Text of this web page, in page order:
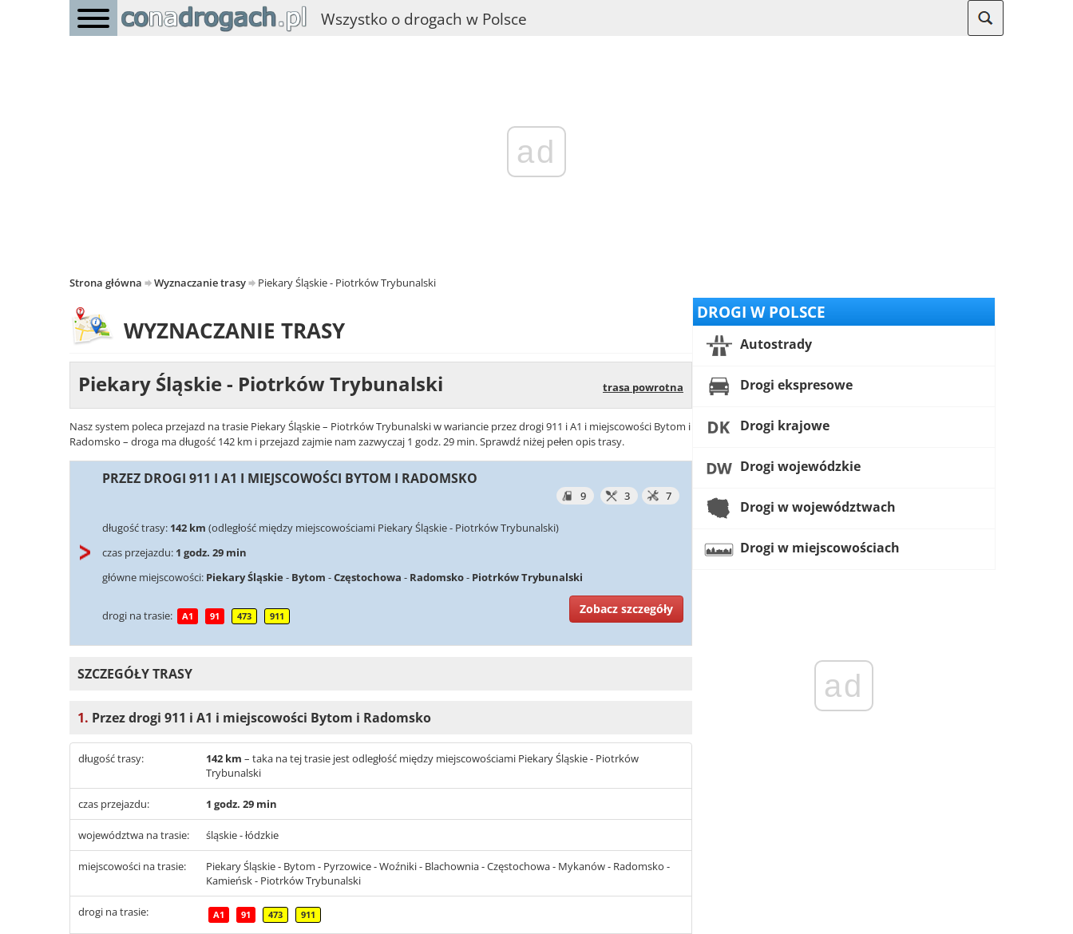
Wszystko o drogach w Polsce
ad
Strona główna Wyznaczanie trasy Piekary Śląskie - Piotrków Trybunalski
WYZNACZANIE TRASY
Piekary Śląskie - Piotrków Trybunalski trasa powrotna
Nasz system poleca przejazd na trasie Piekary Śląskie – Piotrków Trybunalski w wariancie przez drogi 911 i A1 i miejscowości Bytom i
Radomsko – droga ma długość 142 km i przejazd zajmie nam zazwyczaj 1 godz. 29 min. Sprawdź niżej pełen opis trasy.
PRZEZ DROGI 911 I A1 I MIEJSCOWOŚCI BYTOM I RADOMSKO
9 3 7
długość trasy: 142 km (odległość między miejscowościami Piekary Śląskie - Piotrków Trybunalski)
czas przejazdu: 1 godz. 29 min
główne miejscowości: Piekary Śląskie - Bytom -Częstochowa - Radomsko- Piotrków Trybunalski
drogi na trasie: A1 91 473 911
Zobacz szczegóły
SZCZEGÓŁY TRASY
1. Przez drogi 911 i A1 i miejscowości Bytom i Radomsko
długość trasy: 142 km – taka na tej trasie jest odległość między miejscowościami Piekary Śląskie - Piotrków
Trybunalski
czas przejazdu: 1 godz. 29 min
województwa na trasie: śląskie - łódzkie
miejscowości na trasie:
Piekary Śląskie - Bytom - Pyrzowice - Woźniki - Blachownia - Częstochowa - Mykanów - Radomsko -
Kamieńsk - Piotrków Trybunalski
drogi na trasie: A1 91 473 911
DROGI W POLSCE
Autostrady
Drogi ekspresowe
Drogi krajowe
Drogi wojewódzkie
Drogi w województwach
Drogi w miejscowościach
ad